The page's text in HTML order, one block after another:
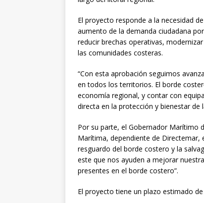
El proyecto responde a la necesidad
aumento de la demanda ciudadana
reducir brechas operativas,
las comunidades costeras.
“Con esta aprobación seguimos
en todos los territorios. El borde
economía regional, y contar con
directa en la protección y bienestar de
Por su parte, el Gobernador Marítimo
Marítima, dependiente de
resguardo del borde costero y la
este que nos ayuden a mejorar
presentes en el borde costero”.
El proyecto tiene un plazo estimado